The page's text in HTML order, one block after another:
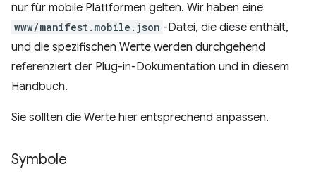
nur für mobile Plattformen gelten. Wir haben eine
www/manifest.mobile.json -Datei, die diese enthält,
und die spezifischen Werte werden durchgehend
referenziert der Plug-in-Dokumentation und in diesem
Handbuch.
Sie sollten die Werte hier entsprechend anpassen.
Symbole